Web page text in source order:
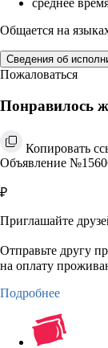
среднее
Общается на
Сведения об
Пожаловаться
Понравилось
Копировать
Объявление
₽
Приглашайте
Отправьте другу
на оплату
Подробнее